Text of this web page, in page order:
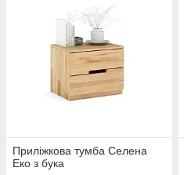
Приліжкова тумба Селена
Еко з бука